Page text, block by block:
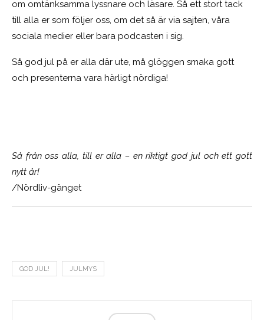
om omtänksamma lyssnare och läsare. Så ett stort tack
till alla er som följer oss, om det så är via sajten, våra
sociala medier eller bara podcasten i sig.
Så god jul på er alla där ute, må glöggen smaka gott
och presenterna vara härligt nördiga!
Så från oss alla, till er alla – en riktigt god jul och ett gott
nytt år!
/Nördliv-gänget
GOD JUL! JULMYS